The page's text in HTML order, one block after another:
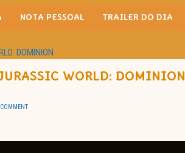
NOTA PESSOAL TRAILER DO DIA
DOMINION
WORLD: DOMINION